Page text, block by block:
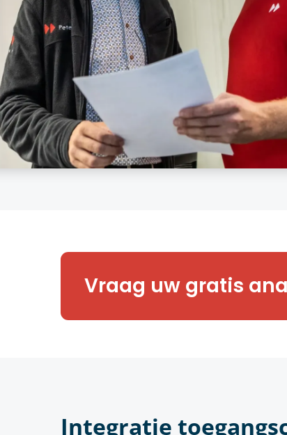
graag een vrijblijvende
van uw onderneming.
Vraag uw gratis
Integratie